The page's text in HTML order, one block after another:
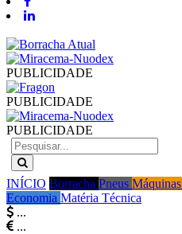
PUBLICIDADE
PUBLICIDADE
PUBLICIDADE
INÍCIO Borracha Pneus Máquinas
Economia Matéria Técnica
...
...